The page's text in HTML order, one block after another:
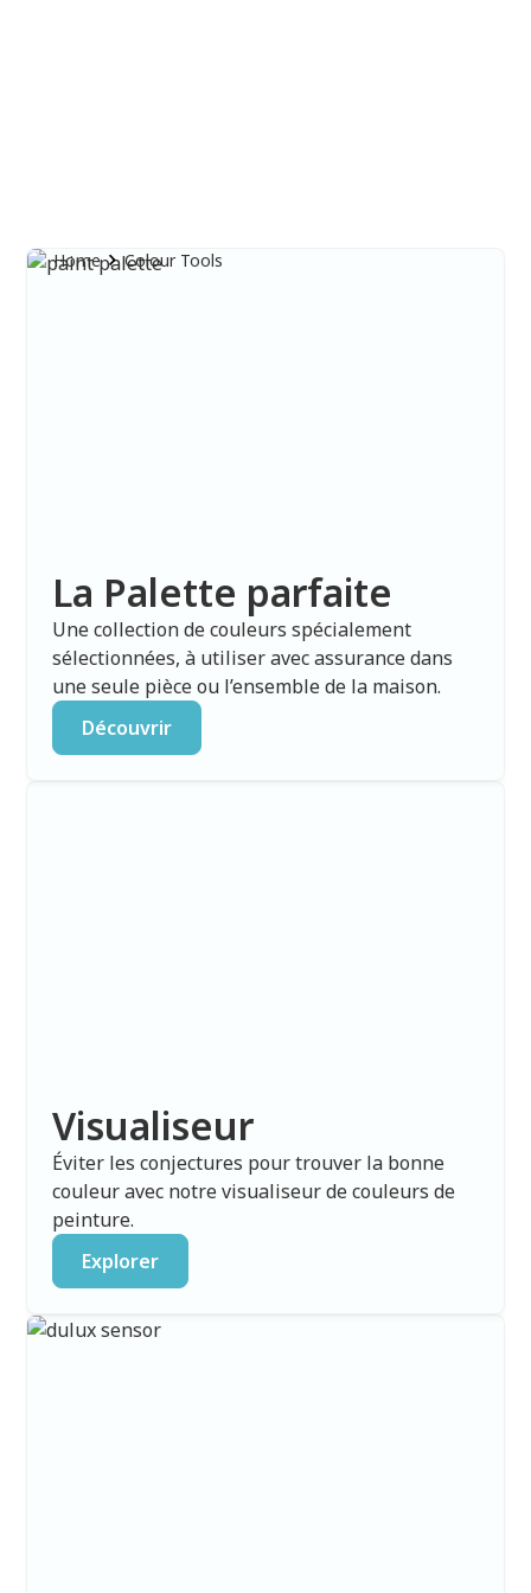
Home Colour Tools
La Palette parfaite
Une collection de couleurs spécialement
sélectionnées, à utiliser avec assurance dans
une seule pièce ou l’ensemble de la maison.
Découvrir
Visualiseur
Éviter les conjectures pour trouver la bonne
couleur avec notre visualiseur de couleurs de
peinture.
Explorer